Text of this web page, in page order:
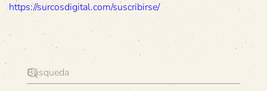
https://surcosdigital.com/suscribirse/